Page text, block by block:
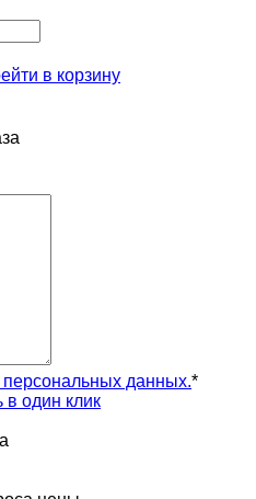
в корзину
персональных данных.*
в один клик